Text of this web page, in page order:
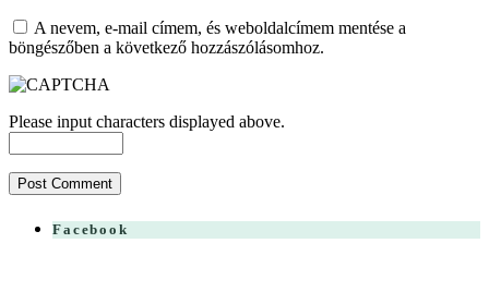
A nevem, e-mail címem, és weboldalcímem mentése a
böngészőben a következő hozzászólásomhoz.
Please input characters displayed above.
Facebook